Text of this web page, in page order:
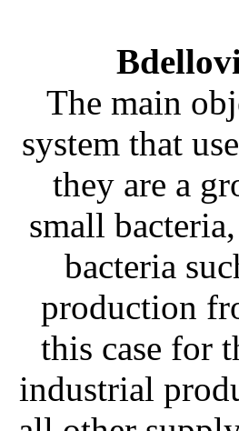
The main
system that
they are a
small
bacteria
production
this case for
industrial